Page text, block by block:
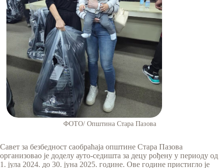
ФОТО/ Општина Стара Пазова
Савет за безбедност саобраћаја општине Стара Пазова
организовао је доделу ауто-седишта за децу рођену у периоду од
1. јула 2024. до 30. јуна 2025. године. Ове године пристигло је